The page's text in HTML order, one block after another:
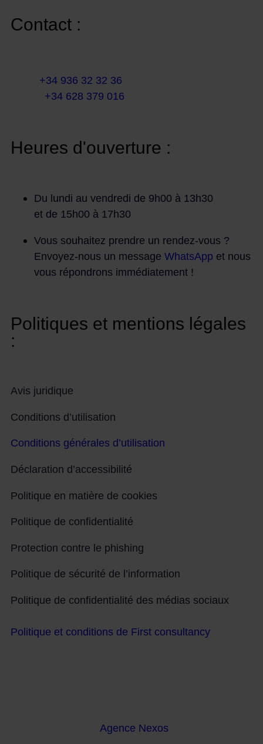
Contact :
+34 936 32 32 36
+34 628 379 016
Heures d'ouverture :
Du lundi au vendredi de 9h00 à 13h30
et de 15h00 à 17h30
Vous souhaitez prendre un rendez-vous ?
Envoyez-nous un message WhatsApp et nous
vous répondrons immédiatement !
Politiques et mentions légales
:
Avis juridique
Conditions d’utilisation
Conditions générales d’utilisation
Déclaration d’accessibilité
Politique en matière de cookies
Politique de confidentialité
Protection contre le phishing
Politique de sécurité de l’information
Politique de confidentialité des médias sociaux
Politique et conditions de First consultancy
Agence Nexos